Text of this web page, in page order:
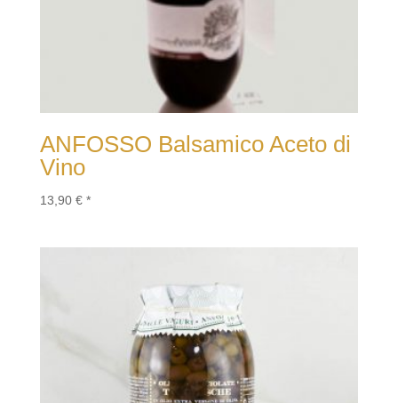
ANFOSSO Balsamico Aceto di
Vino
13,90 € *